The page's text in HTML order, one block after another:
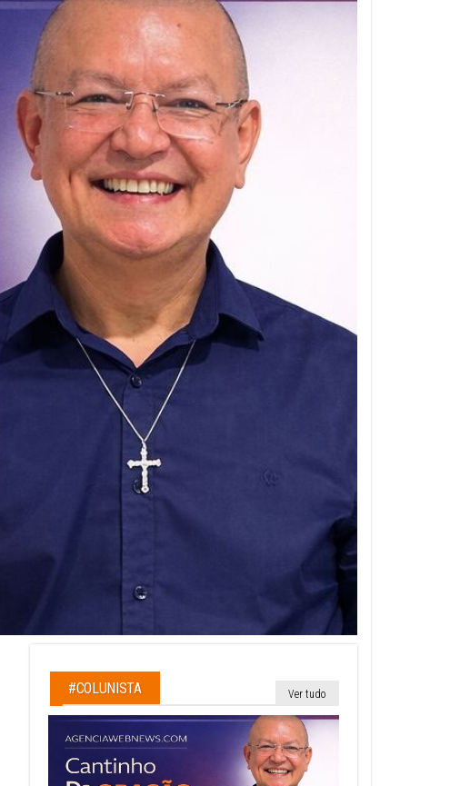
#COLUNISTA Ver tudo